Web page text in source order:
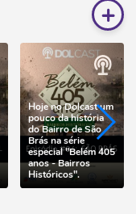
+
Hoje no Dolcast um
pouco da história
do Bairro de São
Brás na série
especial "Belém 405
anos - Bairros
Históricos".